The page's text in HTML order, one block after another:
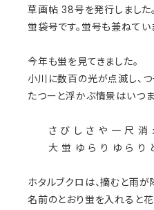
草画帖 38号を発行しました。
蛍袋号です。蛍号も兼ねてい
今年も蛍を見てきました。
小川に数百の光が点滅し、つ
たつーと浮かぶ情景はいつ
さ び し さ や 一 尺 消
大 蛍 ゆ ら り ゆ ら り
ホタルブクロは、摘むと雨が
名前のとおり蛍を入れると